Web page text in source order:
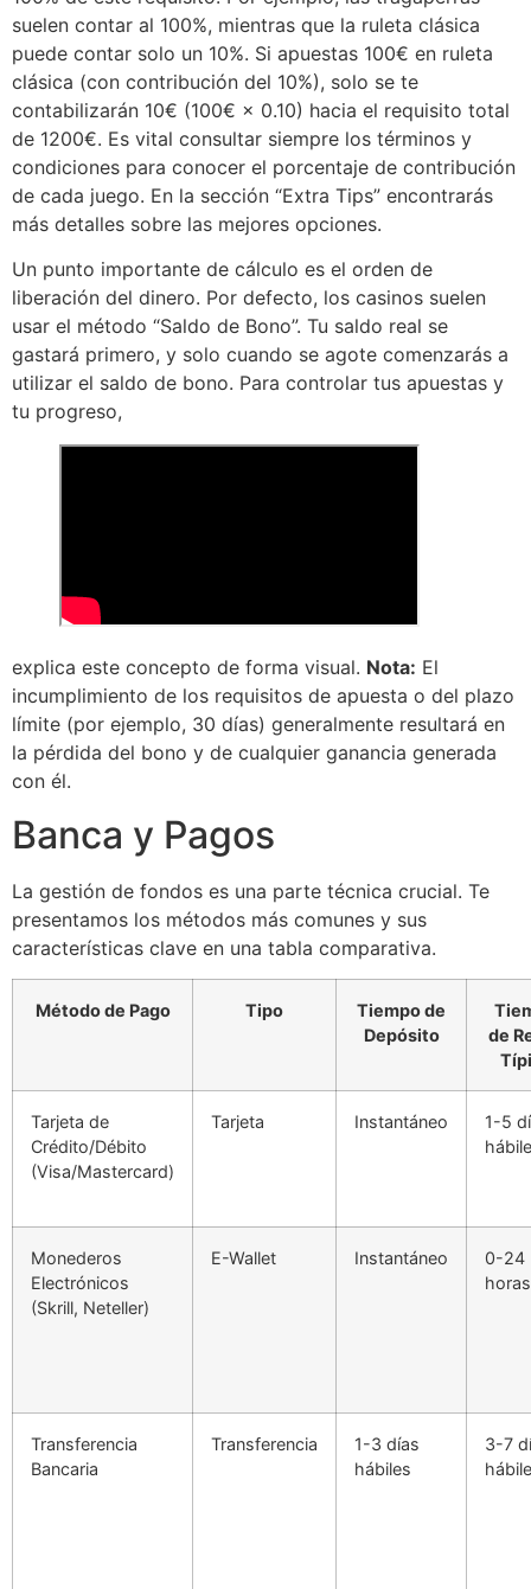
suelen contar al 100%, mientras que la ruleta clásica
puede contar solo un 10%. Si apuestas 100€ en ruleta
clásica (con contribución del 10%), solo se te
contabilizarán 10€ (100€ × 0.10) hacia el requisito total
de 1200€. Es vital consultar siempre los términos y
condiciones para conocer el porcentaje de contribución
de cada juego. En la sección “Extra Tips” encontrarás
más detalles sobre las mejores opciones.
Un punto importante de cálculo es el orden de
liberación del dinero. Por defecto, los casinos suelen
usar el método “Saldo de Bono”. Tu saldo real se
gastará primero, y solo cuando se agote comenzarás a
utilizar el saldo de bono. Para controlar tus apuestas y
tu progreso,
explica este concepto de forma visual. Nota: El
incumplimiento de los requisitos de apuesta o del plazo
límite (por ejemplo, 30 días) generalmente resultará en
la pérdida del bono y de cualquier ganancia generada
con él.
Banca y Pagos
La gestión de fondos es una parte técnica crucial. Te
presentamos los métodos más comunes y sus
características clave en una tabla comparativa.
Método de Pago Tipo
Tiempo de
Depósito
de
Tarjeta de
Crédito/Débito
(Visa/Mastercard)
Tarjeta Instantáneo
1-5
Monederos
Electrónicos
(Skrill, Neteller)
E-Wallet Instantáneo
0-24
horas
Transferencia
Bancaria
Transferencia
1-3 días
hábiles
3-7